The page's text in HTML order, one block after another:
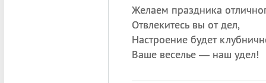
Желаем праздника
Отвлекитесь вы от дел,
Настроение будет
Ваше веселье — наш удел!